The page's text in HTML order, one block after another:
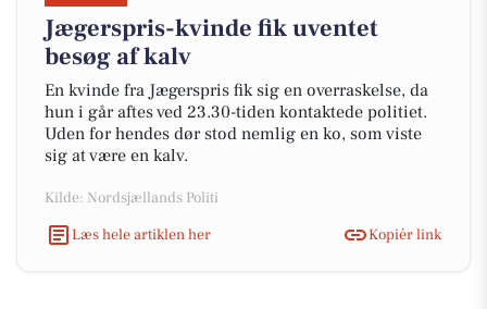
Jægerspris-kvinde fik uventet
besøg af kalv
En kvinde fra Jægerspris fik sig en overraskelse, da
hun i går aftes ved 23.30-tiden kontaktede politiet.
Uden for hendes dør stod nemlig en ko, som viste
sig at være en kalv.
Kilde: Nordsjællands Politi
Læs hele artiklen her
Kopiér link